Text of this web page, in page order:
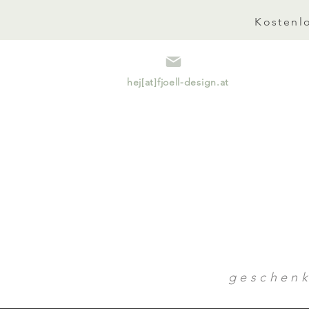
hej[at]fjoell-design.at